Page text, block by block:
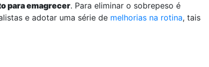
para emagrecer. Para eliminar o sobrepeso é
e adotar uma série de melhorias na rotina, tais